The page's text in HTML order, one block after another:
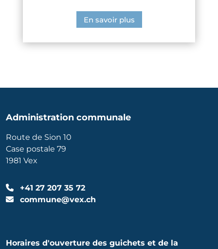
En savoir plus
Administration communale
Route de Sion 10
Case postale 79
1981 Vex
+41 27 207 35 72
commune@vex.ch
Horaires d'ouverture des guichets et de la